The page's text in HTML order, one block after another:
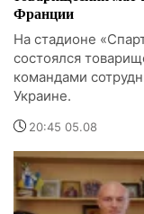
Франции
На стадионе
состоялся
командами
Украине.
20:45 05.08